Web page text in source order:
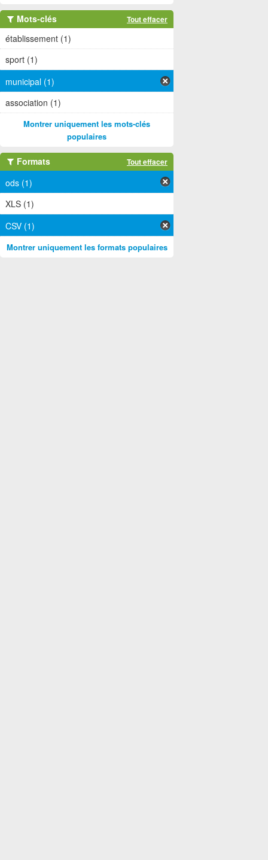
Mots-clés Tout effacer
établissement (1)
sport (1)
municipal (1)
association (1)
Montrer uniquement les mots-clés
populaires
Formats Tout effacer
ods (1)
XLS (1)
CSV (1)
Montrer uniquement les formats populaires